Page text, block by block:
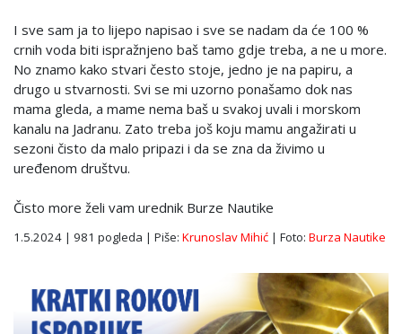
I sve sam ja to lijepo napisao i sve se nadam da će 100 %
crnih voda biti ispražnjeno baš tamo gdje treba, a ne u more.
No znamo kako stvari često stoje, jedno je na papiru, a
drugo u stvarnosti. Svi se mi uzorno ponašamo dok nas
mama gleda, a mame nema baš u svakoj uvali i morskom
kanalu na Jadranu. Zato treba još koju mamu angažirati u
sezoni čisto da malo pripazi i da se zna da živimo u
uređenom društvu.
Čisto more želi vam urednik Burze Nautike
1.5.2024 | 981 pogleda | Piše: Krunoslav Mihić | Foto: Burza Nautike